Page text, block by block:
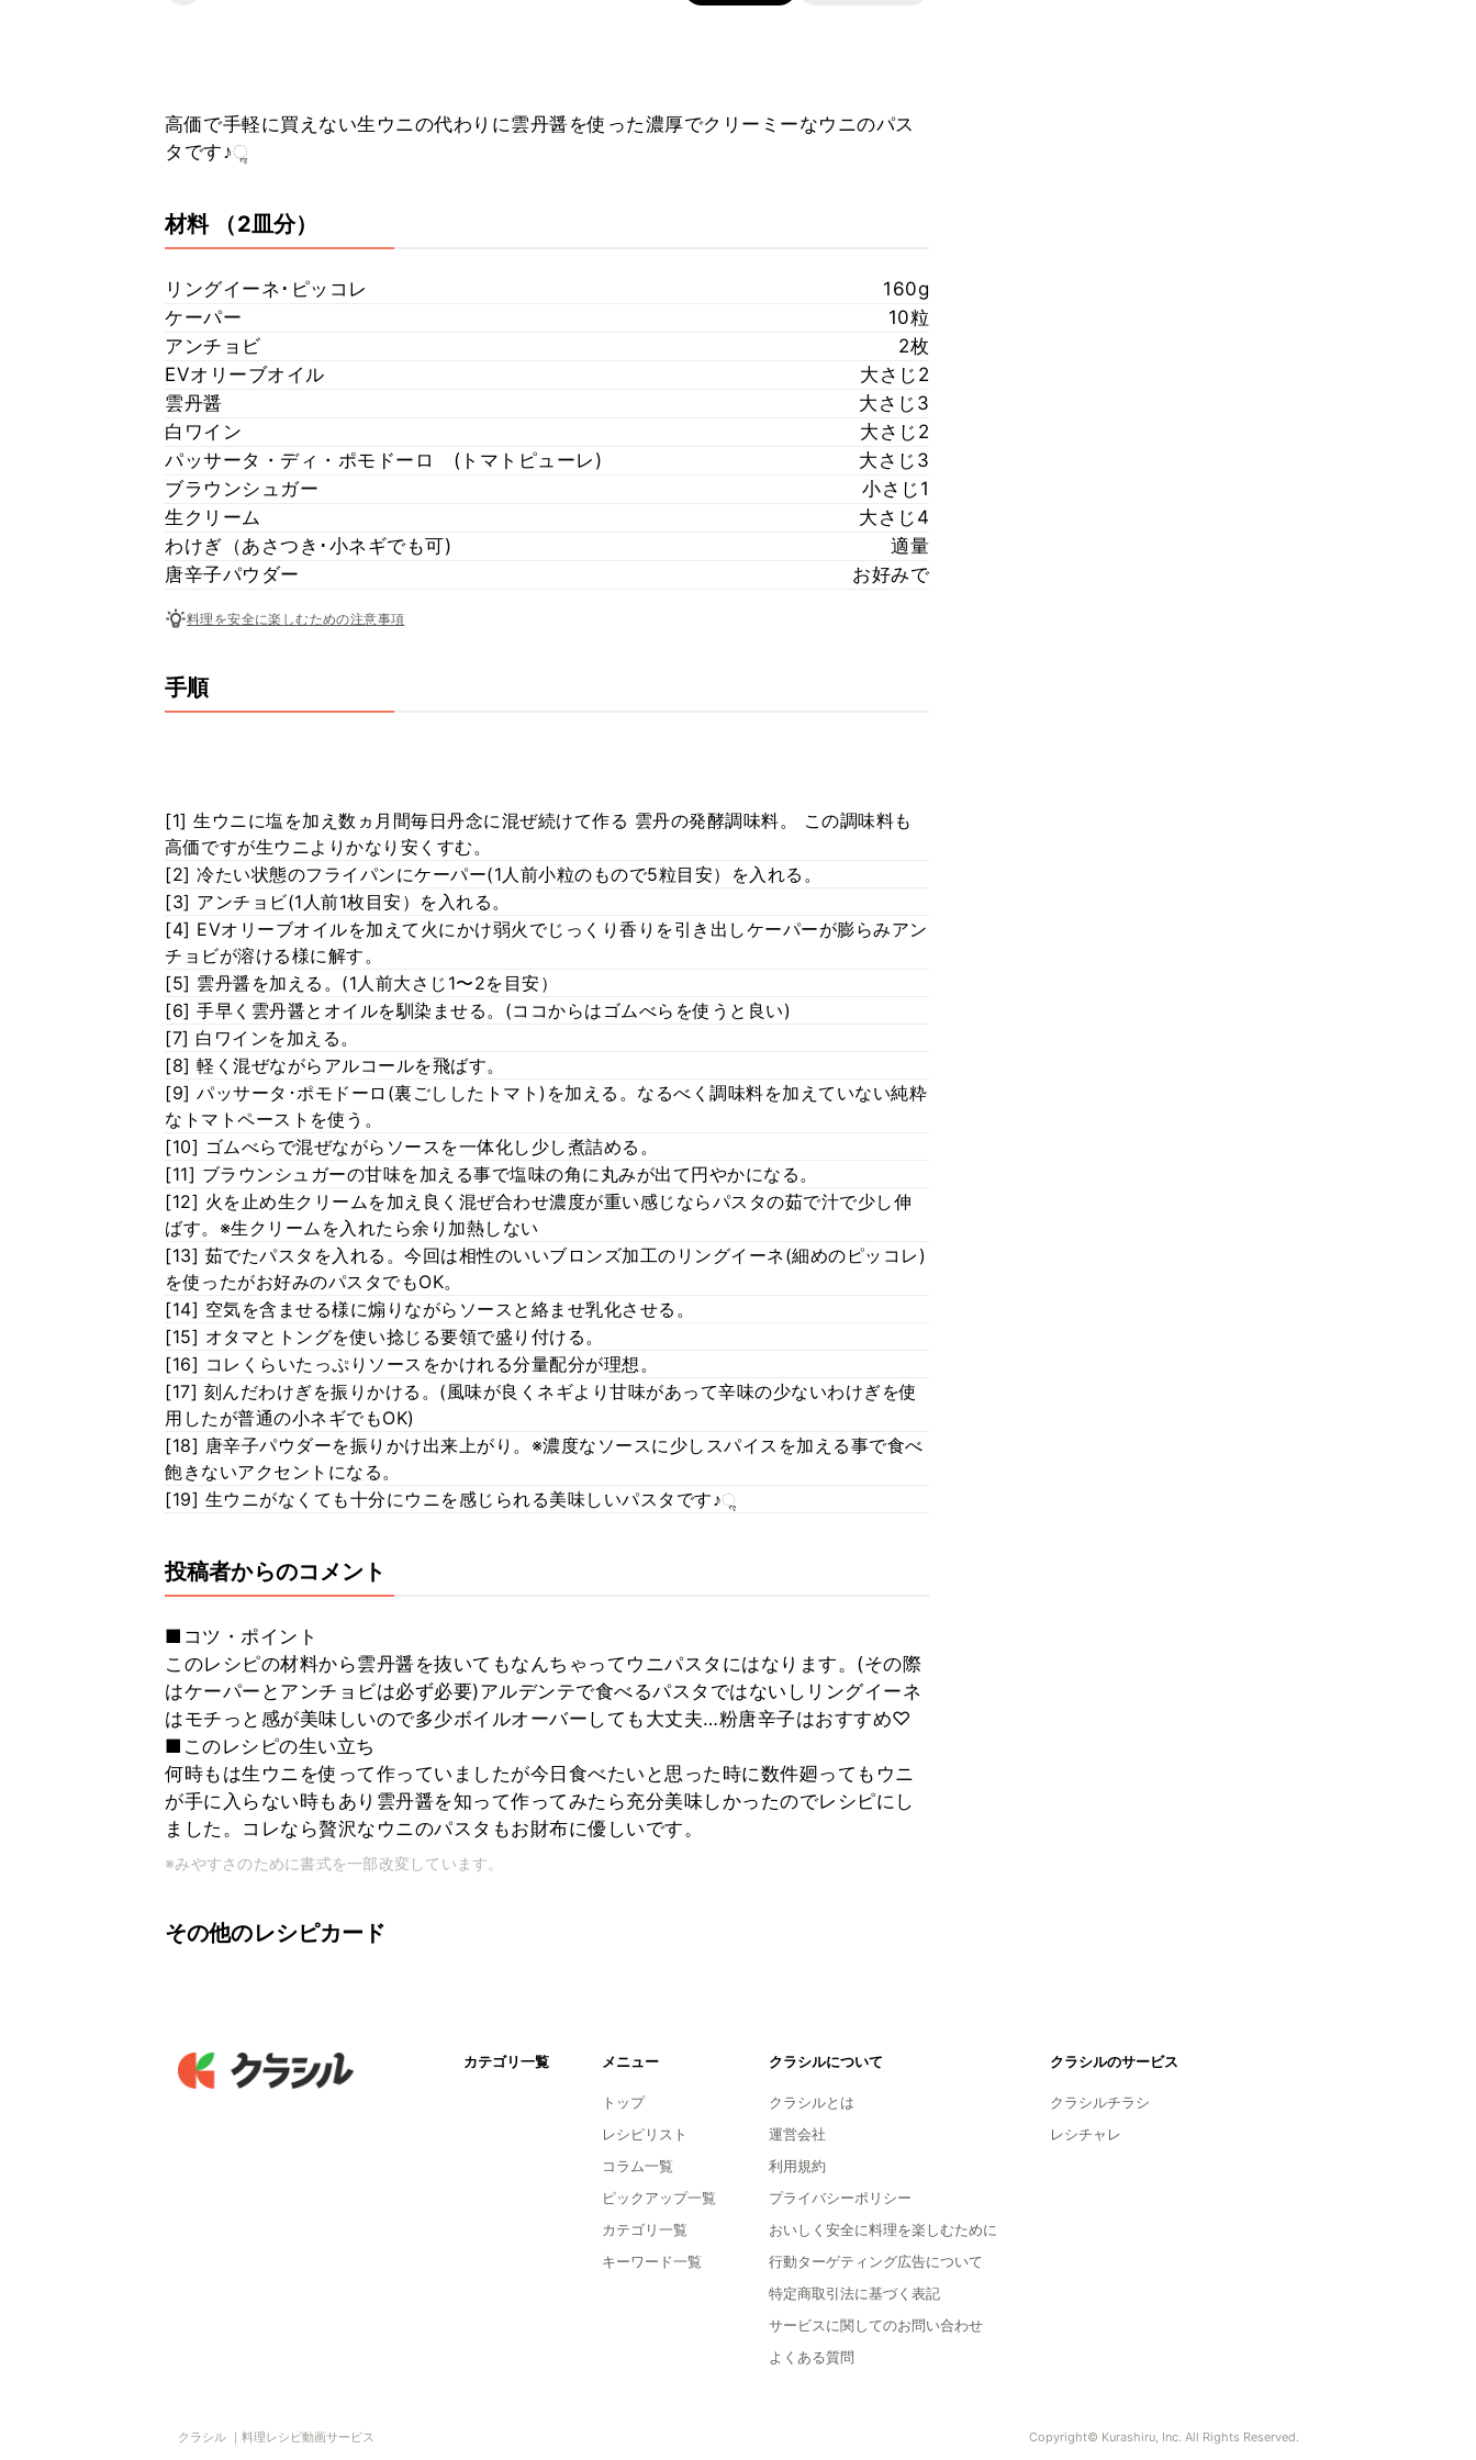
高価で手軽に買えない生ウニの代わりに雲丹醤を使った濃厚でクリーミーなウニのパス
タです♪ૢ
材料 （2皿分）
リングイーネ･ピッコレ
160g
ケーパー
10粒
アンチョビ
2枚
EVオリーブオイル
大さじ2
雲丹醤
大さじ3
白ワイン
大さじ2
パッサータ・ディ・ポモドーロ (トマトピューレ)
大さじ3
ブラウンシュガー
小さじ1
生クリーム
大さじ4
わけぎ（あさつき･小ネギでも可)
適量
唐辛子パウダー
お好みで
料理を安全に楽しむための注意事項
手順
[1] 生ウニに塩を加え数ヵ月間毎日丹念に混ぜ続けて作る 雲丹の発酵調味料。 この調味料も
高価ですが生ウニよりかなり安くすむ。
[2] 冷たい状態のフライパンにケーパー(1人前小粒のもので5粒目安）を入れる。
[3] アンチョビ(1人前1枚目安）を入れる。
[4] EVオリーブオイルを加えて火にかけ弱火でじっくり香りを引き出しケーパーが膨らみアン
チョビが溶ける様に解す。
[5] 雲丹醤を加える。(1人前大さじ1〜2を目安）
[6] 手早く雲丹醤とオイルを馴染ませる。(ココからはゴムべらを使うと良い)
[7] 白ワインを加える。
[8] 軽く混ぜながらアルコールを飛ばす。
[9] パッサータ･ポモドーロ(裏ごししたトマト)を加える。なるべく調味料を加えていない純粋
なトマトペーストを使う。
[10] ゴムべらで混ぜながらソースを一体化し少し煮詰める。
[11] ブラウンシュガーの甘味を加える事で塩味の角に丸みが出て円やかになる。
[12] 火を止め生クリームを加え良く混ぜ合わせ濃度が重い感じならパスタの茹で汁で少し伸
ばす。※生クリームを入れたら余り加熱しない
[13] 茹でたパスタを入れる。今回は相性のいいブロンズ加工のリングイーネ(細めのピッコレ)
を使ったがお好みのパスタでもOK。
[14] 空気を含ませる様に煽りながらソースと絡ませ乳化させる。
[15] オタマとトングを使い捻じる要領で盛り付ける。
[16] コレくらいたっぷりソースをかけれる分量配分が理想。
[17] 刻んだわけぎを振りかける。(風味が良くネギより甘味があって辛味の少ないわけぎを使
用したが普通の小ネギでもOK)
[18] 唐辛子パウダーを振りかけ出来上がり。※濃度なソースに少しスパイスを加える事で食べ
飽きないアクセントになる。
[19] 生ウニがなくても十分にウニを感じられる美味しいパスタです♪ૢ
投稿者からのコメント
■コツ・ポイント
このレシピの材料から雲丹醤を抜いてもなんちゃってウニパスタにはなります。(その際
はケーパーとアンチョビは必ず必要)アルデンテで食べるパスタではないしリングイーネ
はモチっと感が美味しいので多少ボイルオーバーしても大丈夫…粉唐辛子はおすすめ♡
■このレシピの生い立ち
何時もは生ウニを使って作っていましたが今日食べたいと思った時に数件廻ってもウニ
が手に入らない時もあり雲丹醤を知って作ってみたら充分美味しかったのでレシピにし
ました。コレなら贅沢なウニのパスタもお財布に優しいです。
※みやすさのために書式を一部改変しています。
その他のレシピカード
カテゴリ一覧 メニュー
トップ
レシピリスト
コラム一覧
ピックアップ一覧
カテゴリ一覧
キーワード一覧
クラシルについて
クラシルとは
運営会社
利用規約
プライバシーポリシー
おいしく安全に料理を楽しむために
行動ターゲティング広告について
特定商取引法に基づく表記
サービスに関してのお問い合わせ
よくある質問
クラシルのサービス
クラシルチラシ
レシチャレ
クラシル ｜料理レシピ動画サービス Copyright© Kurashiru, Inc. All Rights Reserved.